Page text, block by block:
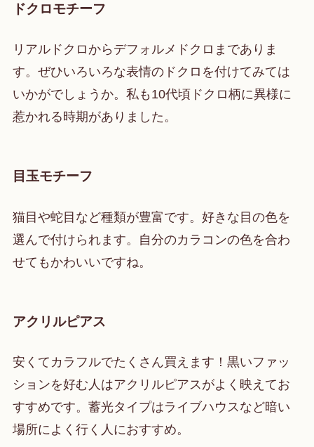
ドクロモチーフ
リアルドクロからデフォルメドクロまでありま
す。ぜひいろいろな表情のドクロを付けてみては
いかがでしょうか。私も10代頃ドクロ柄に異様に
惹かれる時期がありました。
目玉モチーフ
猫目や蛇目など種類が豊富です。好きな目の色を
選んで付けられます。自分のカラコンの色を合わ
せてもかわいいですね。
アクリルピアス
安くてカラフルでたくさん買えます！黒いファッ
ションを好む人はアクリルピアスがよく映えてお
すすめです。蓄光タイプはライブハウスなど暗い
場所によく行く人におすすめ。